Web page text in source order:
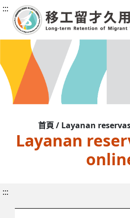
:::
首頁 / Layanan
Layanan
:::